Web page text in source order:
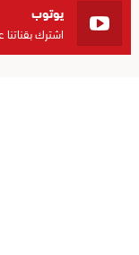
يوتوب
اشترك